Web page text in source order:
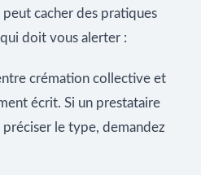
cacher des pratiques
doit vous alerter :
crémation collective et
écrit. Si un prestataire
le type, demandez